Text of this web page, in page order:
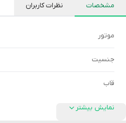
مشخصات نظرات کاربران
موتور
جنسیت
قاب
نمایش بیشتر